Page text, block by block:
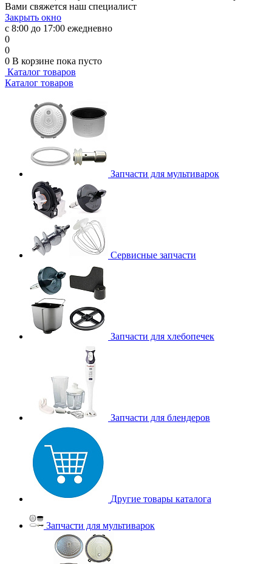
Вами свяжется наш специалист
Закрыть окно
с 8:00 до 17:00 ежедневно
0
0
0 В корзине пока пусто
Каталог товаров
Каталог товаров
Запчасти для мультиварок
Сервисные запчасти
Запчасти для хлебопечек
Запчасти для блендеров
Другие товары каталога
Запчасти для мультиварок